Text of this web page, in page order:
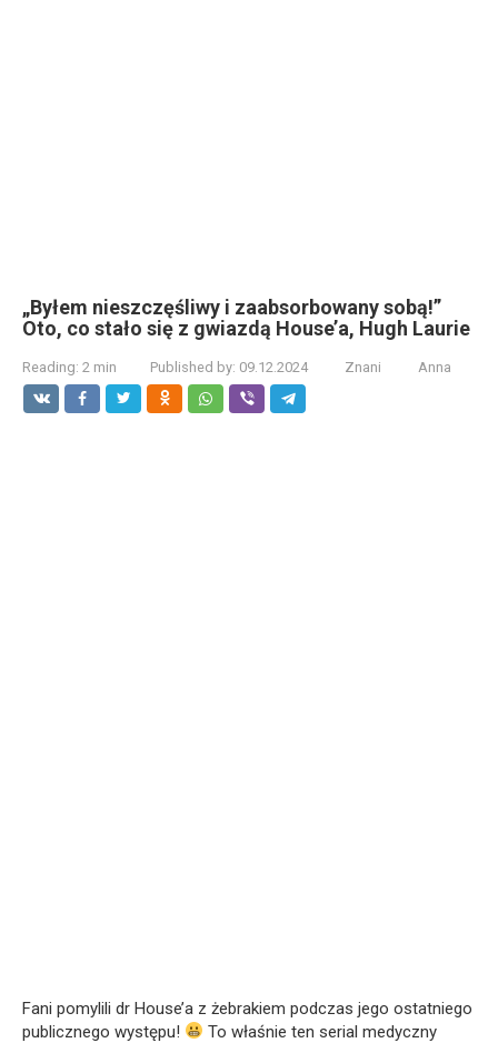
„Byłem nieszczęśliwy i zaabsorbowany sobą!”
Oto, co stało się z gwiazdą House’a, Hugh Laurie
Reading: 2 min Published by: 09.12.2024 Znani Anna
Fani pomylili dr House’a z żebrakiem podczas jego ostatniego
publicznego występu!
To właśnie ten serial medyczny